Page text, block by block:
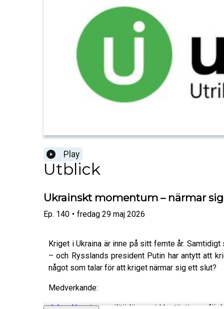
Play
Utblick
Ukrainskt momentum – närmar
Ep. 140 • fredag 29 maj 2026
Kriget i Ukraina är inne på sitt femte år.
– och Rysslands president Putin har antytt att
något som talar för att kriget närmar sig ett slut?
Medverkande: